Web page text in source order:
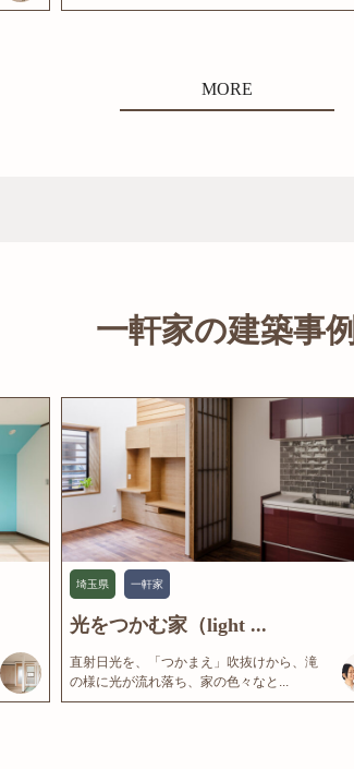
MORE
一軒家の建築事例
埼玉県 一軒家
光をつかむ家（light ...
直射日光を、「つかまえ」吹抜けから、滝
の様に光が流れ落ち、家の色々なと...